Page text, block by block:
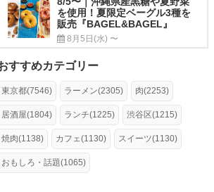
を使用！夏限定ベーグル3種を
販売『BAGEL&BAGEL』
8月5日(水) 〜
すすめカテゴリー
東京都(7546) ラーメン(2305) 肉(2253)
居酒屋(1804) ランチ(1225) 渋谷区(1215)
焼肉(1138) カフェ(1130) スイーツ(1130)
おもしろ・話題(1065)